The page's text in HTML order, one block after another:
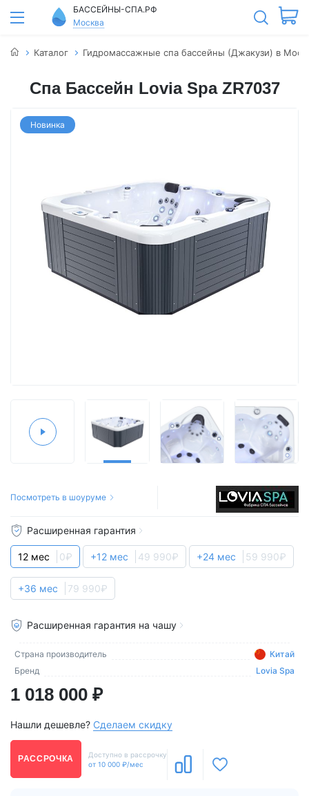
БАССЕЙНЫ-СПА.РФ
Москва
Каталог Гидромассажные спа бассейны (Джакузи) в
Спа Бассейн Lovia Spa ZR7037
Новинка
Посмотреть в шоуруме
1 018 000 ₽
Нашли дешевле? Сделаем скидку
Расширенная гарантия
12 мес 0₽ +12 мес 49 990₽ +24 мес 59 990₽
+36 мес 79 990₽
Расширенная гарантия на чашу
Доступно в рассрочку
от 10 000 ₽/мес
РАССРОЧКА
Страна производитель
Китай
Бренд
Lovia Spa